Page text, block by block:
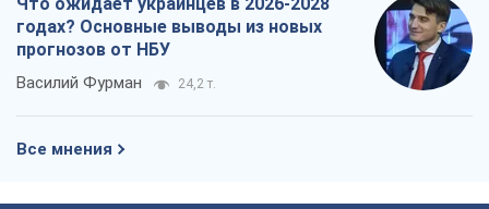
годах? Основные выводы из новых
прогнозов от НБУ
Василий Фурман 24,2 т.
Все мнения